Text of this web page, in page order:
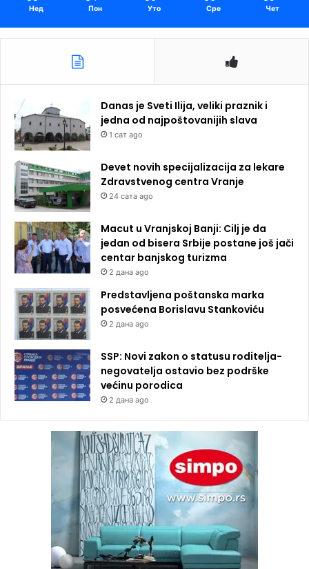
Нед Пон Уто Сре Чет
Danas je Sveti Ilija, veliki praznik i
jedna od najpoštovanijih slava
1 сат ago
Devet novih specijalizacija za lekare
Zdravstvenog centra Vranje
24 сата ago
Macut u Vranjskoj Banji: Cilj je da
jedan od bisera Srbije postane još jači
centar banjskog turizma
2 дана ago
Predstavljena poštanska marka
posvećena Borislavu Stankoviću
2 дана ago
SSP: Novi zakon o statusu roditelja-
negovatelja ostavio bez podrške
većinu porodica
2 дана ago